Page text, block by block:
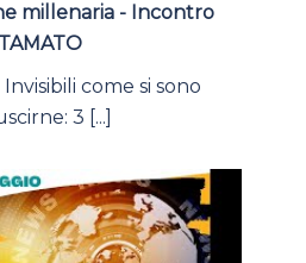
millenaria - Incontro
come si sono
3 [...]